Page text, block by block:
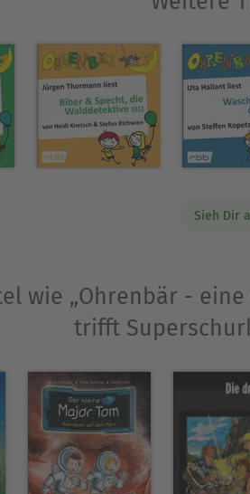
in Bonn und interessiert
Seit ich Tier bin
von EXOT - Zeitschrift für
Ahne, Uli Hannemann, Horst
Sieh Dir
wie „Ohrenbär - eine
trifft